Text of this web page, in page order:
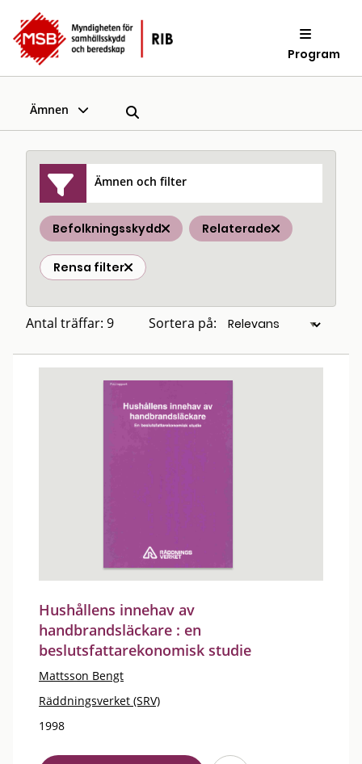
Program
Ämnen
Ämnen och filter
Befolkningsskydd Relaterade
Rensa filter
Antal träffar: 9 Sortera på:
Hushållens innehav av
handbrandsläckare : en
beslutsfattarekonomisk studie
Mattsson Bengt
Räddningsverket (SRV)
1998